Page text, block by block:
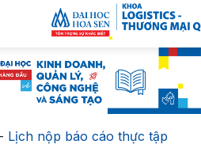
- Lịch nộp báo cáo thực tập